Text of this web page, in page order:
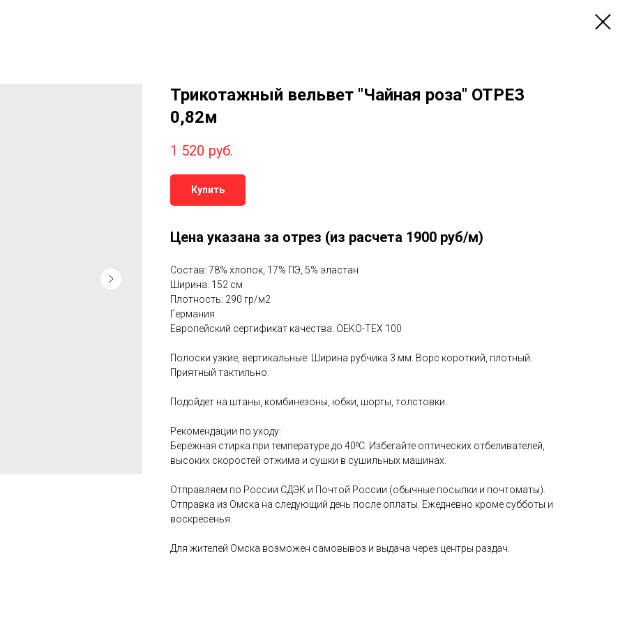
Трикотажный вельвет "Чайная роза" ОТРЕЗ
0,82м
1 520 руб.
Купить
Цена указана за отрез (из расчета 1900 руб/м)
Состав: 78% хлопок, 17% ПЭ, 5% эластан
Ширина: 152 см
Плотность: 290 гр/м2
Германия
Европейский сертификат качества: OEKO-TEX 100
Полоски узкие, вертикальные. Ширина рубчика 3 мм. Ворс короткий, плотный.
Приятный тактильно.
Подойдет на штаны, комбинезоны, юбки, шорты, толстовки.
Рекомендации по уходу:
Бережная стирка при температуре до 40⁰С. Избегайте оптических отбеливателей,
высоких скоростей отжима и сушки в сушильных машинах.
Отправляем по России СДЭК и Почтой России (обычные посылки и почтоматы).
Отправка из Омска на следующий день после оплаты. Ежедневно кроме субботы и
воскресенья.
Для жителей Омска возможен самовывоз и выдача через центры раздач.